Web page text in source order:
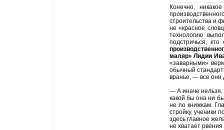
Конечно,
строительства и
не «красное
технологию
подстричься,
маляр» Лидии
«заварными»
обычный
вранье, — все они
— А иначе
какой бы она ни
не по книжкам.
стройку, ученики
здесь главное
не хватает